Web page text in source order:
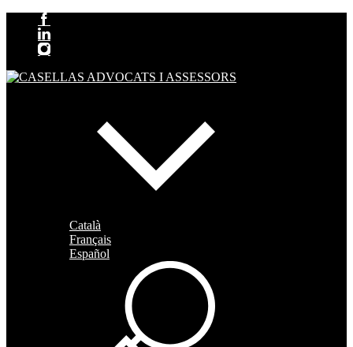
Català
Français
Español